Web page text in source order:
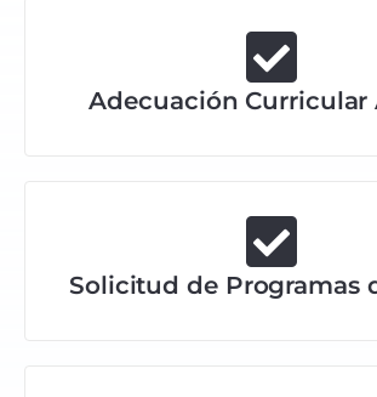
Adecuación Curricular
Solicitud de Programas